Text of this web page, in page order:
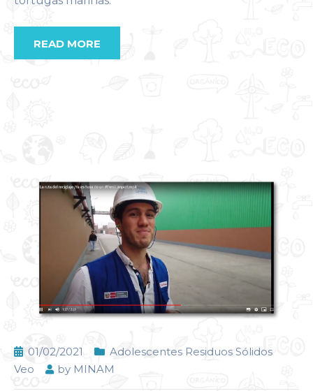
READ MORE
01/02/2021
Adolescentes Residuos Sólidos
Veo
by MINAM